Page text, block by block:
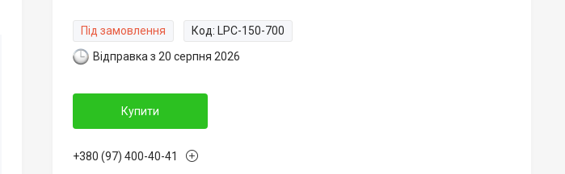
Під замовлення Код: LPC-150-700
Відправка з 20 серпня 2026
Купити
+380 (97) 400-40-41